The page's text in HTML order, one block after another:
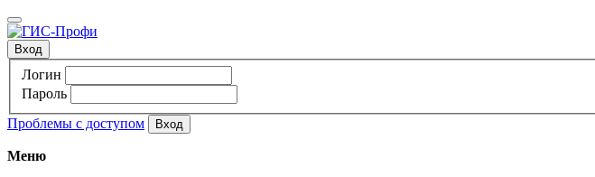
Вход
Логин
Пароль
Проблемы с доступом
Меню